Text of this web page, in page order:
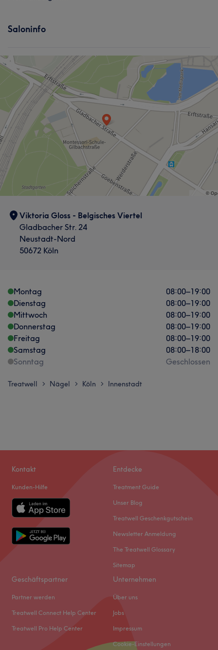
Saloninfo
Viktoria Gloss - Belgisches Viertel
Gladbacher Str. 24
Neustadt-Nord
50672 Köln
Montag 08:00–19:00
Dienstag
08:00–19:00
Mittwoch
08:00–19:00
Donnerstag
08:00–19:00
Freitag
08:00–19:00
Samstag
08:00–18:00
Sonntag
Geschlossen
Treatwell > Nägel > Köln > Innenstadt
Kontakt
Kunden-Hilfe
Entdecke
Treatment Guide
Unser Blog
Treatwell Geschenkgutschein
Newsletter Anmeldung
The Treatwell Glossary
Sitemap
Geschäftspartner
Partner werden
Treatwell Connect Help Center
Treatwell Pro Help Center
Unternehmen
Über uns
Jobs
Impressum
Cookie-Einstellungen